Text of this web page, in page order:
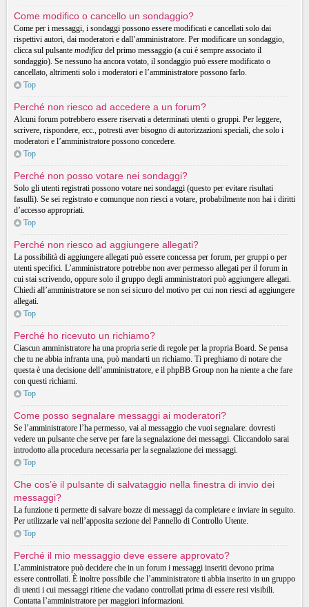
Come modifico o cancello un sondaggio?
Come per i messaggi, i sondaggi possono essere modificati e cancellati solo dai
rispettivi autori, dai moderatori e dall’amministratore. Per modificare un sondaggio,
clicca sul pulsante modifica del primo messaggio (a cui è sempre associato il
sondaggio). Se nessuno ha ancora votato, il sondaggio può essere modificato o
cancellato, altrimenti solo i moderatori e l’amministratore possono farlo.
Top
Perché non riesco ad accedere a un forum?
Alcuni forum potrebbero essere riservati a determinati utenti o gruppi. Per leggere,
scrivere, rispondere, ecc., potresti aver bisogno di autorizzazioni speciali, che solo i
moderatori e l’amministratore possono concedere.
Top
Perché non posso votare nei sondaggi?
Solo gli utenti registrati possono votare nei sondaggi (questo per evitare risultati
fasulli). Se sei registrato e comunque non riesci a votare, probabilmente non hai i diritti
d’accesso appropriati.
Top
Perché non riesco ad aggiungere allegati?
La possibilità di aggiungere allegati può essere concessa per forum, per gruppi o per
utenti specifici. L’amministratore potrebbe non aver permesso allegati per il forum in
cui stai scrivendo, oppure solo il gruppo degli amministratori può aggiungere allegati.
Chiedi all’amministratore se non sei sicuro del motivo per cui non riesci ad aggiungere
allegati.
Top
Perché ho ricevuto un richiamo?
Ciascun amministratore ha una propria serie di regole per la propria Board. Se pensa
che tu ne abbia infranta una, può mandarti un richiamo. Ti preghiamo di notare che
questa è una decisione dell’amministratore, e il phpBB Group non ha niente a che fare
con questi richiami.
Top
Come posso segnalare messaggi ai moderatori?
Se l’amministratore l’ha permesso, vai al messaggio che vuoi segnalare: dovresti
vedere un pulsante che serve per fare la segnalazione dei messaggi. Cliccandolo sarai
introdotto alla procedura necessaria per la segnalazione dei messaggi.
Top
Che cos’è il pulsante di salvataggio nella finestra di invio dei
messaggi?
La funzione ti permette di salvare bozze di messaggi da completare e inviare in seguito.
Per utilizzarle vai nell’apposita sezione del Pannello di Controllo Utente.
Top
Perché il mio messaggio deve essere approvato?
L’amministratore può decidere che in un forum i messaggi inseriti devono prima
essere controllati. È inoltre possibile che l’amministratore ti abbia inserito in un gruppo
di utenti i cui messaggi ritiene che vadano controllati prima di essere resi visibili.
Contatta l’amministratore per maggiori informazioni.